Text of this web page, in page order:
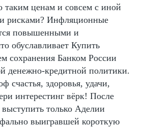
таким ценам и совсем с иной
рисками? Инфляционные
повышенными и
обуславливает Купить
сохранения Банком России
денежно-кредитной политики.
счастья, здоровья, удачи,
интерестинг вёрк! После
выступить только Аделии
выигравшей короткую